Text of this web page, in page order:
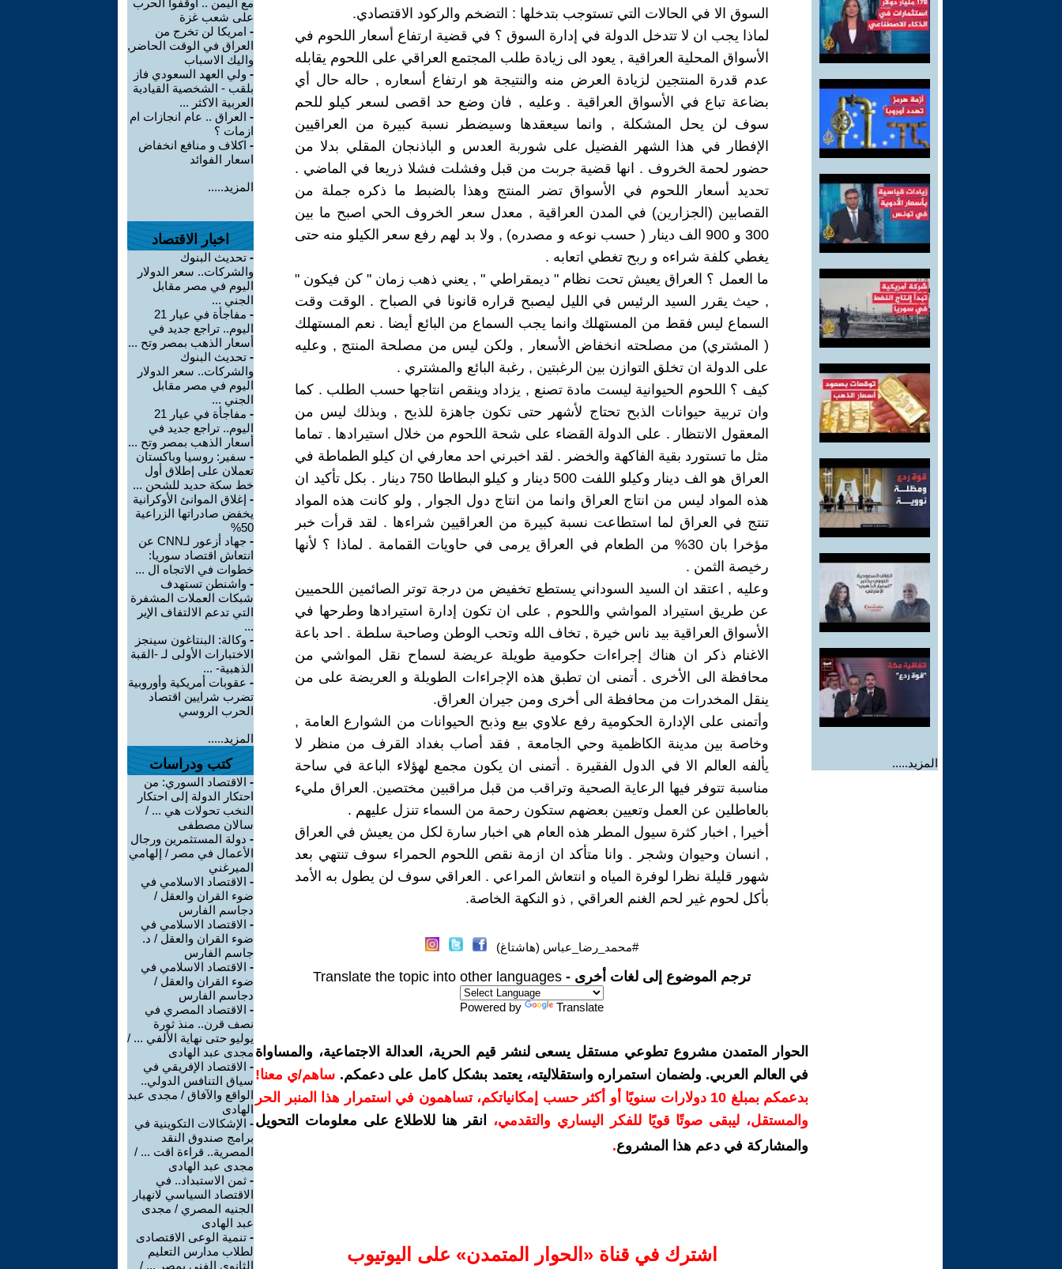
المزيد.....
السوق الا في الحالات التي تستوجب بتدخلها : التضخم والركود الاقتصادي.
لماذا يجب ان لا تتدخل الدولة في إدارة السوق ؟ في قضية ارتفاع أسعار اللحوم في
الأسواق المحلية العراقية , يعود الى زيادة طلب المجتمع العراقي على اللحوم يقابله
عدم قدرة المنتجين لزيادة العرض منه والنتيجة هو ارتفاع أسعاره , حاله حال أي
بضاعة تباع في الأسواق العراقية . وعليه , فان وضع حد اقصى لسعر كيلو للحم
سوف لن يحل المشكلة , وانما سيعقدها وسيضطر نسبة كبيرة من العراقيين
الإفطار في هذا الشهر الفضيل على شوربة العدس و الباذنجان المقلي بدلا من
حضور لحمة الخروف . انها قضية جربت من قبل وفشلت فشلا ذريعا في الماضي .
تحديد أسعار اللحوم في الأسواق تضر المنتج وهذا بالضبط ما ذكره جملة من
القصابين (الجزارين) في المدن العراقية , معدل سعر الخروف الحي اصبح ما بين
300 و 900 الف دينار ( حسب نوعه و مصدره) , ولا بد لهم رفع سعر الكيلو منه حتى
يغطي كلفة شراءه و ربح تغطي اتعابه .
ما العمل ؟ العراق يعيش تحت نظام " ديمقراطي " , يعني ذهب زمان " كن فيكون "
, حيث يقرر السيد الرئيس في الليل ليصبح قراره قانونا في الصباح . الوقت وقت
السماع ليس فقط من المستهلك وانما يجب السماع من البائع أيضا . نعم المستهلك
( المشتري) من مصلحته انخفاض الأسعار , ولكن ليس من مصلحة المنتج , وعليه
على الدولة ان تخلق التوازن بين الرغبتين , رغبة البائع والمشتري .
كيف ؟ اللحوم الحيوانية ليست مادة تصنع , يزداد وينقص انتاجها حسب الطلب . كما
وان تربية حيوانات الذبح تحتاج لأشهر حتى تكون جاهزة للذبح , وبذلك ليس من
المعقول الانتظار . على الدولة القضاء على شحة اللحوم من خلال استيرادها . تماما
مثل ما تستورد بقية الفاكهة والخضر . لقد اخبرني احد معارفي ان كيلو الطماطة في
العراق هو الف دينار وكيلو اللفت 500 دينار و كيلو البطاطا 750 دينار . بكل تأكيد ان
هذه المواد ليس من انتاج العراق وانما من انتاج دول الجوار , ولو كانت هذه المواد
تنتج في العراق لما استطاعت نسبة كبيرة من العراقيين شراءها . لقد قرأت خبر
مؤخرا بان 30% من الطعام في العراق يرمى في حاويات القمامة . لماذا ؟ لأنها
رخيصة الثمن .
وعليه , اعتقد ان السيد السوداني يستطع تخفيض من درجة توتر الصائمين اللحميين
عن طريق استيراد المواشي واللحوم , على ان تكون إدارة استيرادها وطرحها في
الأسواق العراقية بيد ناس خيرة , تخاف الله وتحب الوطن وصاحبة سلطة . احد باعة
الاغنام ذكر ان هناك إجراءات حكومية طويلة عريضة لسماح نقل المواشي من
محافظة الى الأخرى . أتمنى ان تطبق هذه الإجراءات الطويلة و العريضة على من
ينقل المخدرات من محافظة الى أخرى ومن جيران العراق.
وأتمنى على الإدارة الحكومية رفع علاوي بيع وذبح الحيوانات من الشوارع العامة ,
وخاصة بين مدينة الكاظمية وحي الجامعة , فقد أصاب بغداد القرف من منظر لا
يألفه العالم الا في الدول الفقيرة . أتمنى ان يكون مجمع لهؤلاء الباعة في ساحة
مناسبة تتوفر فيها الرعاية الصحية وتراقب من قبل مراقبين مختصين. العراق مليء
بالعاطلين عن العمل وتعيين بعضهم ستكون رحمة من السماء تنزل عليهم .
أخيرا , اخبار كثرة سيول المطر هذه العام هي اخبار سارة لكل من يعيش في العراق
, انسان وحيوان وشجر . وانا متأكد ان ازمة نقص اللحوم الحمراء سوف تنتهي بعد
شهور قليلة نظرا لوفرة المياه و انتعاش المراعي . العراقي سوف لن يطول به الأمد
بأكل لحوم غير لحم الغنم العراقي , ذو النكهة الخاصة.
#محمد_رضا_عباس (هاشتاغ)
ترجم الموضوع إلى لغات أخرى - Translate the topic into other languages
Powered by Translate
الحوار المتمدن مشروع تطوعي مستقل يسعى لنشر قيم الحرية، العدالة الاجتماعية، والمساواة
في العالم العربي. ولضمان استمراره واستقلاليته، يعتمد بشكل كامل على دعمكم. ساهم/ي معنا!
بدعمكم بمبلغ 10 دولارات سنويًا أو أكثر حسب إمكانياتكم، تساهمون في استمرار هذا المنبر الحر
والمستقل، ليبقى صوتًا قويًا للفكر اليساري والتقدمي،
انقر هنا للاطلاع على معلومات التحويل
والمشاركة في دعم هذا المشروع.
اشترك في قناة ‫«الحوار المتمدن» على اليوتيوب
مع اليمن .. اوقفوا الحرب
على شعب غزة
- امريكا لن تخرج من
العراق في الوقت الحاضر,
واليك الاسباب
- ولي العهد السعودي فاز
بلقب - الشخصية القيادية
العربية الاكثر ...
- العراق .. عام انجازات ام
ازمات ؟
- اكلاف و منافع انخفاض
اسعار الفوائد
المزيد.....
اخبار الاقتصاد
- تحديث البنوك
والشركات.. سعر الدولار
اليوم في مصر مقابل
الجني ...
-
مفاجأة في عيار 21
اليوم.. تراجع جديد في
أسعار الذهب بمصر وتح ...
- تحديث البنوك
والشركات.. سعر الدولار
اليوم في مصر مقابل
الجني ...
-
مفاجأة في عيار 21
اليوم.. تراجع جديد في
أسعار الذهب بمصر وتح ...
- سفير: روسيا وباكستان
تعملان على إطلاق أول
خط سكة حديد للشحن ...
- إغلاق الموانئ الأوكرانية
يخفض صادراتها الزراعية
50%
-
جهاد أزعور لـCNN عن
انتعاش اقتصاد سوريا:
خطوات في الاتجاه ال ...
- واشنطن تستهدف
شبكات العملات المشفرة
التي تدعم الالتفاف الإير
...
- وكالة: البنتاغون سينجز
الاختبارات الأولى لـ -القبة
الذهبية- ...
- عقوبات أمريكية وأوروبية
تضرب شرايين اقتصاد
الحرب الروسي
المزيد.....
كتب ودراسات
- الاقتصاد السوري: من
احتكار الدولة إلى احتكار
النخب تحولات هي ... /
سالان مصطفى
- دولة المستثمرين ورجال
الأعمال في مصر / إلهامي
الميرغني
- الاقتصاد الاسلامي في
ضوء القران والعقل /
دجاسم الفارس
- الاقتصاد الاسلامي في
ضوء القران والعقل / د.
جاسم الفارس
- الاقتصاد الاسلامي في
ضوء القران والعقل /
دجاسم الفارس
- الاقتصاد المصري في
نصف قرن.. منذ ثورة
يوليو حتى نهاية الألفي ... /
مجدى عبد الهادى
- الاقتصاد الإفريقي في
سياق التنافس الدولي..
الواقع والآفاق / مجدى عبد
الهادى
- الإشكالات التكوينية في
برامج صندوق النقد
المصرية.. قراءة اقت ... /
مجدى عبد الهادى
- ثمن الاستبداد.. في
الاقتصاد السياسي لانهيار
الجنيه المصري / مجدى
عبد الهادى
- تنمية الوعى الاقتصادى
لطلاب مدارس التعليم
الثانوى الفنى بمصر ... /